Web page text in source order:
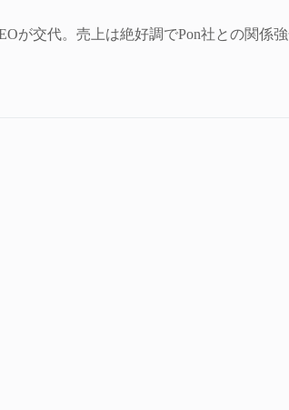
が交代。売上は絶好調でPon社との関係